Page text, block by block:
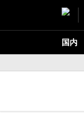
国内